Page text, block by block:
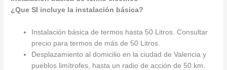
¿Que SI incluye la instalación básica?
Instalación básica de termos hasta 50 Litros. Consultar
precio para termos de más de 50 Litros.
Desplazamiento al domicilio en la ciudad de Valencia y
pueblos limítrofes, hasta un radio de acción de 50 km.